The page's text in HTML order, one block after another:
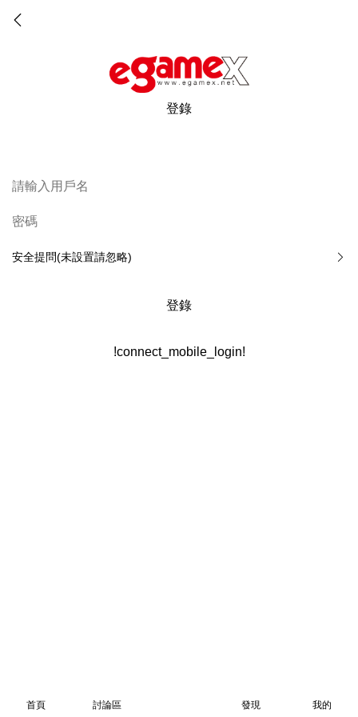
登錄
安全提問(未設置請忽略)
登錄
!connect_mobile_login!
首頁 討論區 發現 我的